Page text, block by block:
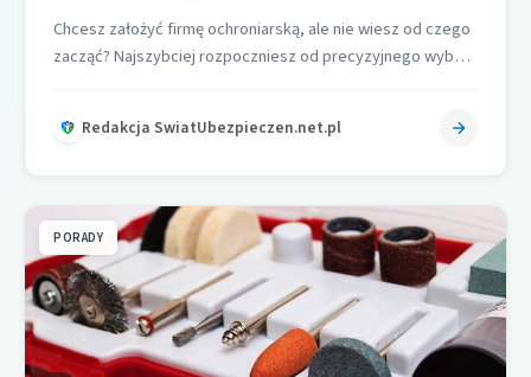
Chcesz założyć firmę ochroniarską, ale nie wiesz od czego
zacząć? Najszybciej rozpoczniesz od precyzyjnego wyboru
Redakcja SwiatUbezpieczen.net.pl
PORADY